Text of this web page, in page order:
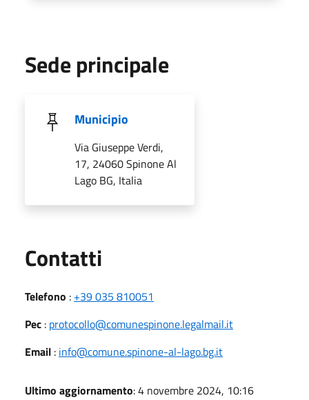
Sede principale
Municipio
Via Giuseppe Verdi,
17, 24060 Spinone Al
Lago BG, Italia
Contatti
Telefono : +39 035 810051
Pec : protocollo@comunespinone.legalmail.it
Email : info@comune.spinone-al-lago.bg.it
Ultimo aggiornamento: 4 novembre 2024, 10:16